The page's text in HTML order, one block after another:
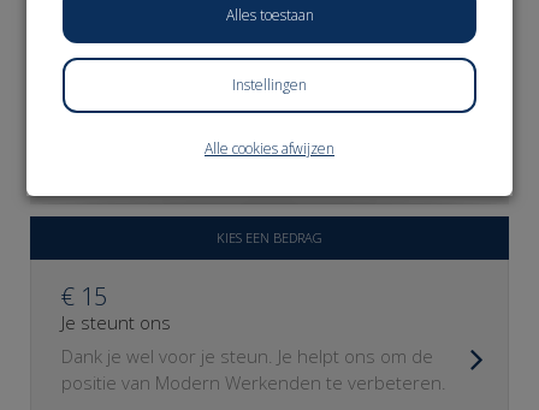
DONEER NU
KIES EEN BEDRAG
€ 15
Je steunt ons
Dank je wel voor je steun. Je helpt ons om de
positie van Modern Werkenden te verbeteren.
Alles toestaan
Instellingen
Alle cookies afwijzen